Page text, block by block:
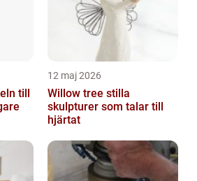
12 maj 2026
Willow tree stilla
skulpturer som talar till
hjärtat